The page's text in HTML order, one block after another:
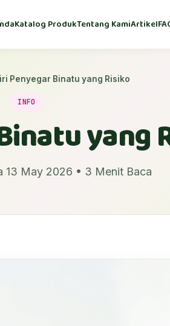
Katalog ProdukTentang KamiArtikel
Penyegar Binatu yang Risiko
INFO
yang
13 May 2026 • 3 Menit Baca